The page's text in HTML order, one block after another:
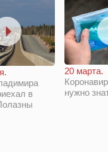
в
20 марта.
нужно